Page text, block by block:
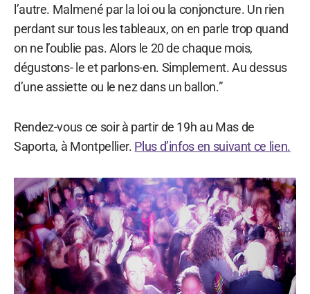
l’autre. Malmené par la loi ou la conjoncture. Un rien
perdant sur tous les tableaux, on en parle trop quand
on ne l’oublie pas. Alors le 20 de chaque mois,
dégustons- le et parlons-en. Simplement. Au dessus
d’une assiette ou le nez dans un ballon.”
Rendez-vous ce soir à partir de 19h au Mas de
Saporta, à Montpellier. Plus d’infos en suivant ce lien.